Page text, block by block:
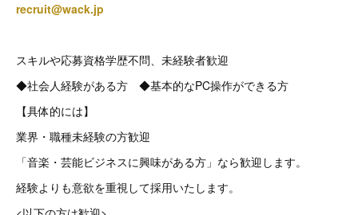
recruit@wack.jp
スキルや応募資格学歴不問、未経験者歓迎
◆社会人経験がある方 ◆基本的なPC操作ができる方
【具体的には】
業界・職種未経験の方歓迎
「音楽・芸能ビジネスに興味がある方」なら歓迎します。
経験よりも意欲を重視して採用いたします。